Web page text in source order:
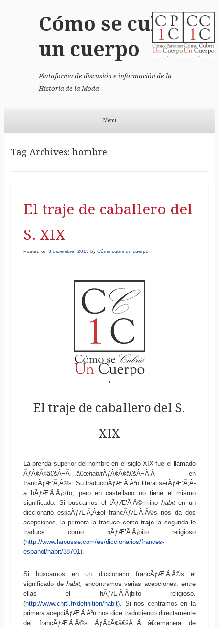
Cómo se cubrió
un cuerpo
Plataforma de discusión e información de la
Historia de la Moda
Menu
Tag Archives: hombre
El traje de caballero del
S. XIX
Posted on 3 diciembre, 2013 by Cómo cubrir un cuerpo
El traje de caballero del S.
XIX
La prenda superior del hombre en el siglo XIX fue el llamado
ÃƒÂ¢Ã¢â€šÂ¬Ã…â€œhabitÃƒÂ¢Ã¢â€šÂ¬Ã‚Â en
francÃƒÆ’Ã‚Â©s. Su traducciÃƒÆ’Ã‚Â³n literal serÃƒÆ’Ã‚Â­
a hÃƒÆ’Ã‚Â¡bito, pero en castellano no tiene el mismo
significado. Si buscamos el tÃƒÆ’Ã‚Â©rminohabit en un
diccionario espaÃƒÆ’Ã‚Â±ol francÃƒÆ’Ã‚Â©s nos da dos
acepciones, la primera la traduce comotraje la segunda lo
traduce como hÃƒÆ’Ã‚Â¡bito religioso
(http://www.larousse.com/es/diccionarios/frances-
espanol/habit/38701 ).
Si buscamos en un diccionario francÃƒÆ’Ã‚Â©s el
significado de habit, encontramos varias acepciones, entre
ellas el hÃƒÆ’Ã‚Â¡bito religioso.
(http://www.cnrtl.fr/definition/habit). Si nos centramos en la
primera acepciÃƒÆ’Ã‚Â³n nos dice traduciendo directamente
del francÃƒÆ’Ã‚Â©s ÃƒÂ¢Ã¢â€šÂ¬Ã…â€œmanera de